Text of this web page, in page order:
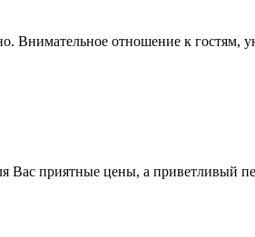
Внимательное отношение к гостям,
приятные цены, а приветливый